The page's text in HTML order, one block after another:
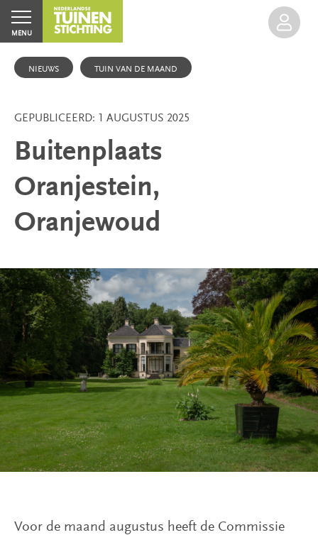
MENU
Home
Agenda
Excursies
Erfgoed
Open
Tuinen
Publicaties
Over
ons
Steun
Inloggen
NIEUWS TUIN VAN DE MAAND
GEPUBLICEERD: 1 AUGUSTUS 2025
Buitenplaats
Oranjestein,
Oranjewoud
Voor de maand augustus heeft de Commissie